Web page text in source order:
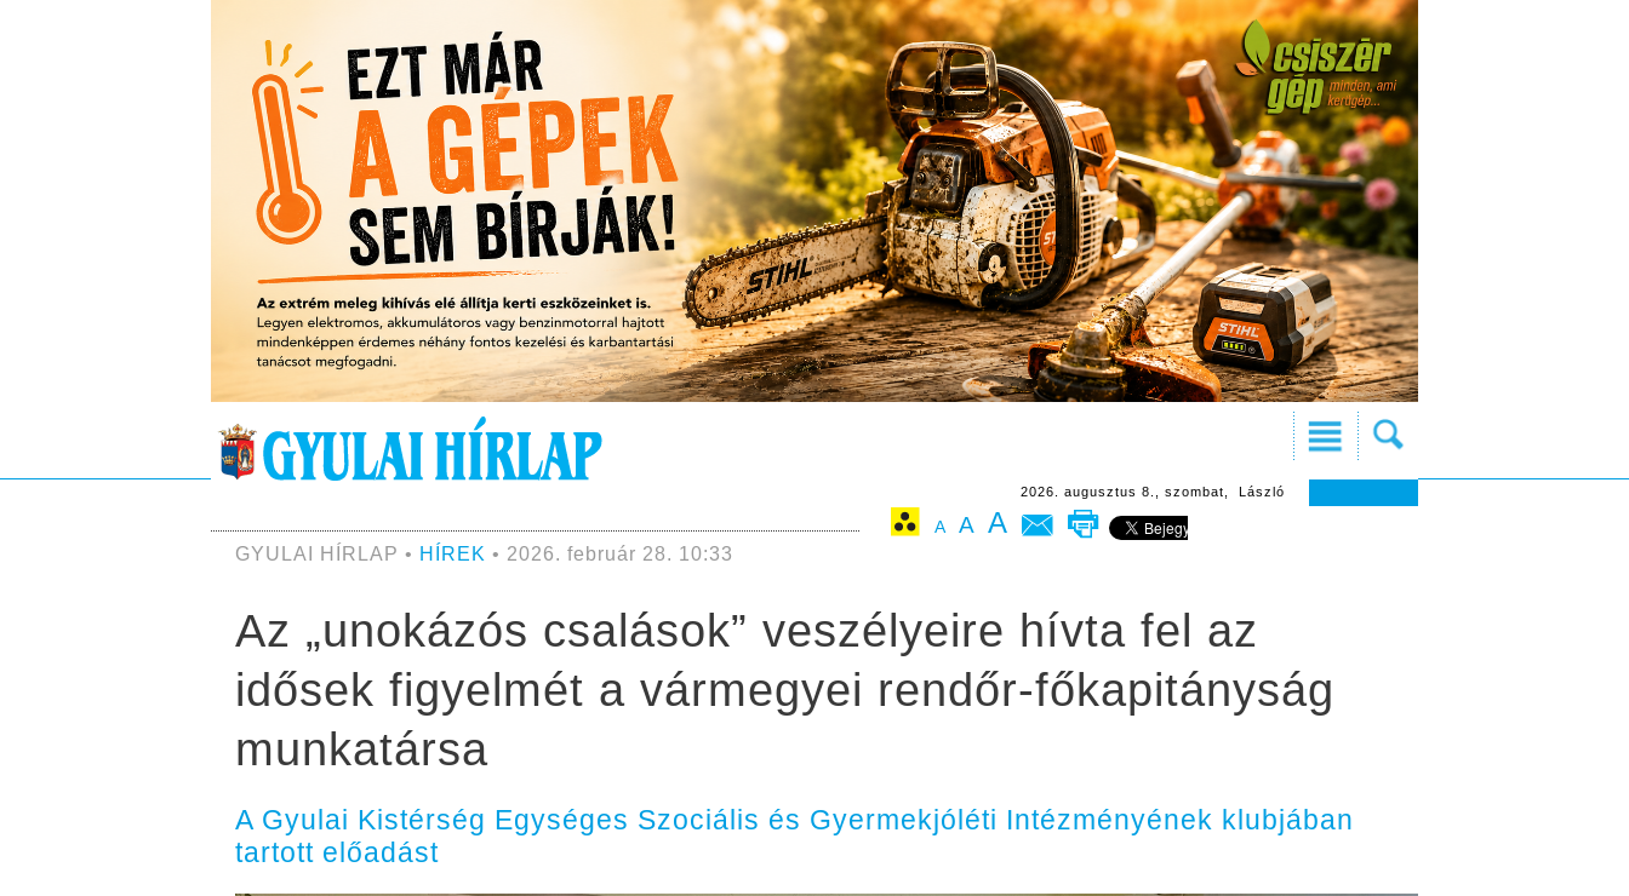
2026. augusztus 8., szombat, László
A A A
GYULAI HÍRLAP • HÍREK • 2026. február 28. 10:33
Az „unokázós csalások” veszélyeire hívta fel az
idősek figyelmét a vármegyei rendőr-főkapitányság
munkatársa
A Gyulai Kistérség Egységes Szociális és Gyermekjóléti Intézményének klubjában
tartott előadást